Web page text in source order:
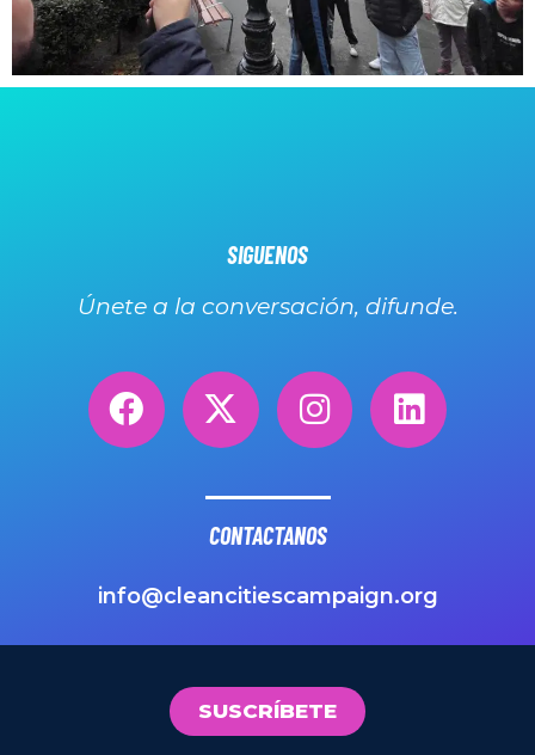
SIGUENOS
Únete a la conversación, difunde.
CONTACTANOS
info@cleancitiescampaign.org
SUSCRÍBETE